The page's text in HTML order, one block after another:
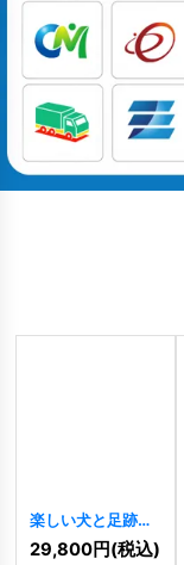
楽しい犬と足跡の
ロゴ[11493]
29,800円(税込)